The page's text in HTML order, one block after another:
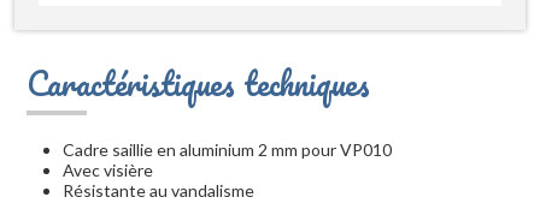
Caractéristiques techniques
Cadre saillie en aluminium 2 mm pour VP010
Avec visière
Résistante au vandalisme